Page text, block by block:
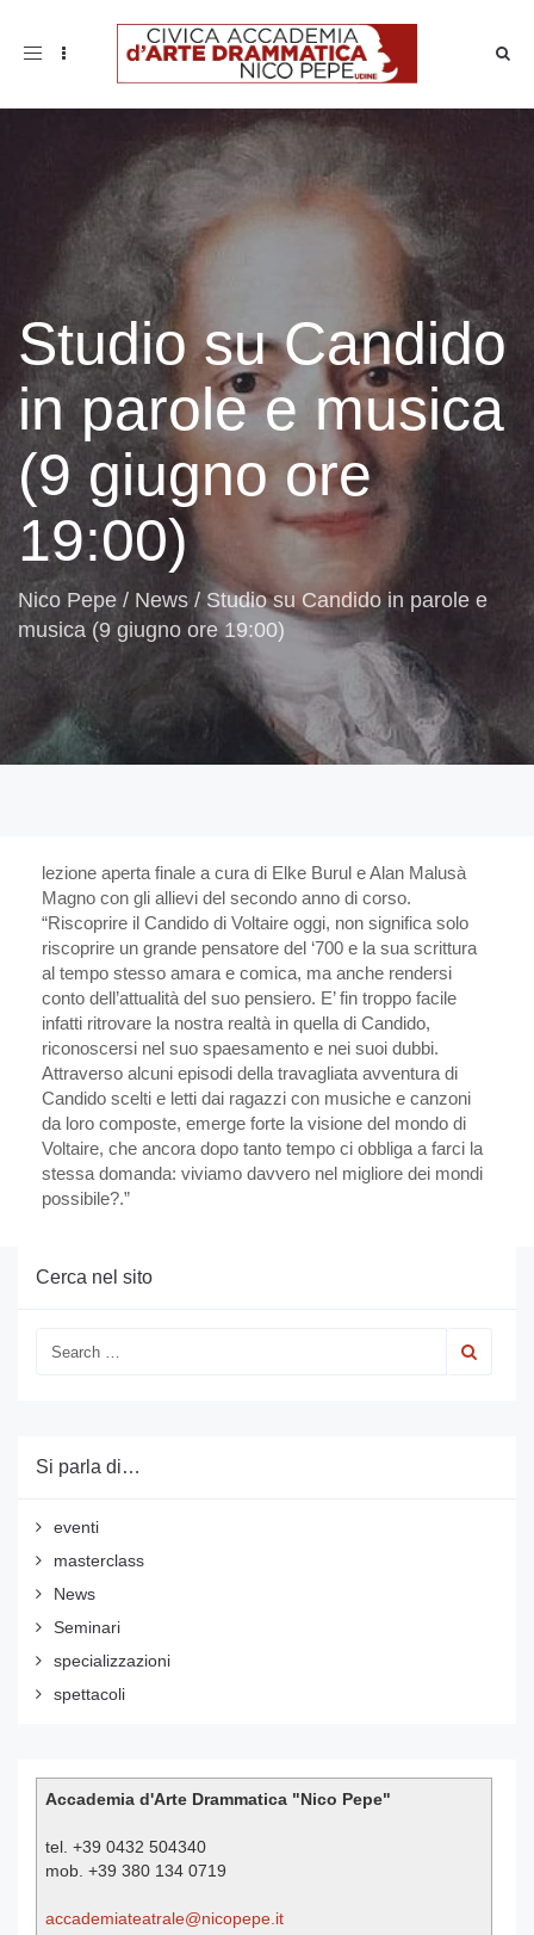
Toggle
Studio su Candido
in parole e musica
(9 giugno ore
19:00)
Nico Pepe / News/ Studio su Candido in parole e
musica (9 giugno ore 19:00)
lezione aperta finale a cura di Elke Burul e Alan Malusà
Magno con gli allievi del secondo anno di corso.
“Riscoprire il Candido di Voltaire oggi, non significa solo
riscoprire un grande pensatore del ‘700 e la sua scrittura
al tempo stesso amara e comica, ma anche rendersi
conto dell’attualità del suo pensiero. E’ fin troppo facile
infatti ritrovare la nostra realtà in quella di Candido,
riconoscersi nel suo spaesamento e nei suoi dubbi.
Attraverso alcuni episodi della travagliata avventura di
Candido scelti e letti dai ragazzi con musiche e canzoni
da loro composte, emerge forte la visione del mondo di
Voltaire, che ancora dopo tanto tempo ci obbliga a farci la
stessa domanda: viviamo davvero nel migliore dei mondi
possibile?.”
Cerca nel sito
Si parla di…
eventi
masterclass
News
Seminari
specializzazioni
spettacoli
Accademia d'Arte Drammatica "Nico Pepe"
tel. +39 0432 504340
mob. +39 380 134 0719
accademiateatrale@nicopepe.it